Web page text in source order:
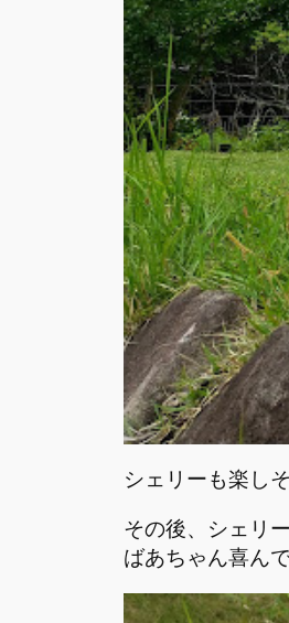
シェリーも楽し
その後、シェリ
ばあちゃん喜ん